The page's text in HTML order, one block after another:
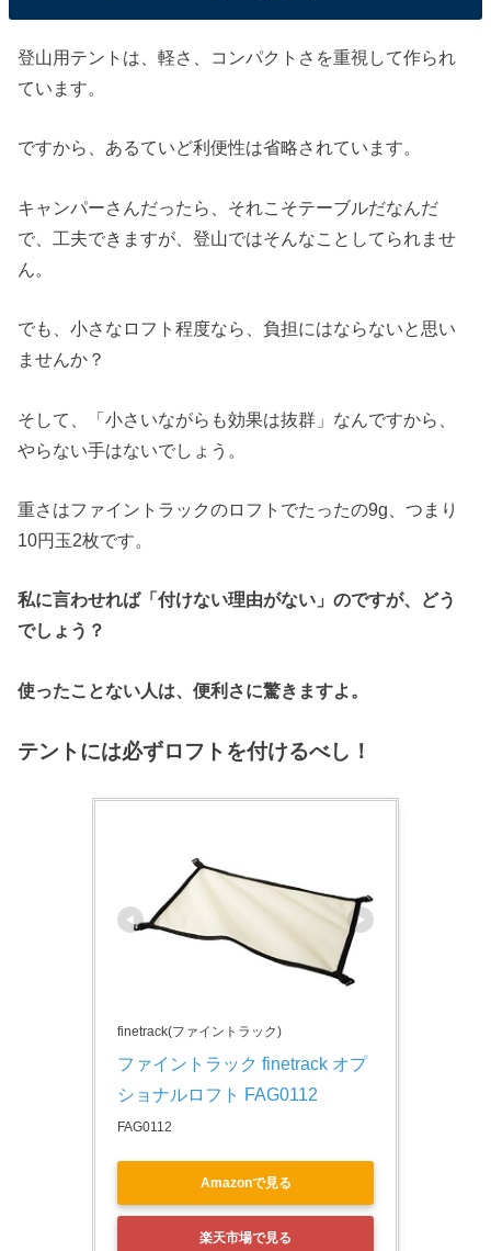
登山用テントは、軽さ、コンパクトさを重視して作られ
ています。
ですから、あるていど利便性は省略されています。
キャンパーさんだったら、それこそテーブルだなんだ
で、工夫できますが、登山ではそんなことしてられませ
ん。
でも、小さなロフト程度なら、負担にはならないと思い
ませんか？
そして、「小さいながらも効果は抜群」なんですから、
やらない手はないでしょう。
重さはファイントラックのロフトでたったの9g、つまり
10円玉2枚です。
私に言わせれば「付けない理由がない」のですが、どう
でしょう？
使ったことない人は、便利さに驚きますよ。
テントには必ずロフトを付けるべし！
finetrack(ファイントラック)
ファイントラック finetrack オプ
ショナルロフト FAG0112
FAG0112
Amazonで見る
楽天市場で見る